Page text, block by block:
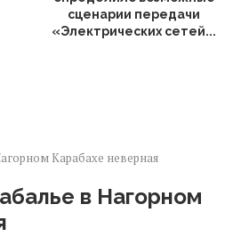
сценарии передачи
«Электрических сетей...
Карабахе неверная
в Нагорном